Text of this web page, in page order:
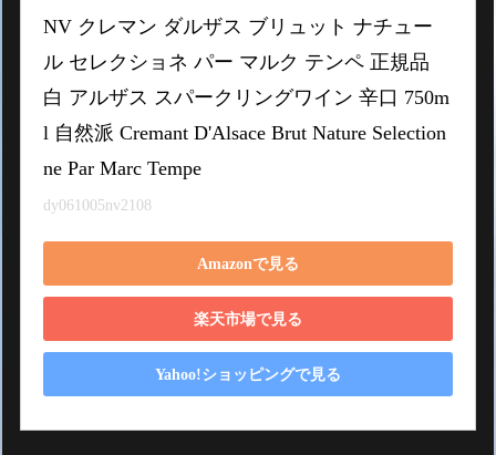
NV クレマン ダルザス ブリュット ナチュー
ル セレクショネ パー マルク テンペ 正規品
白 アルザス スパークリングワイン 辛口 750m
l 自然派 Cremant D'Alsace Brut Nature Selection
ne Par Marc Tempe
dy061005nv2108
Amazonで見る
楽天市場で見る
Yahoo!ショッピングで見る